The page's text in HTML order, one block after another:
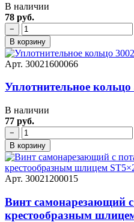
В наличии
78 руб.
−
В корзину
Арт. 30021600066
Уплотнительное кольцо
В наличии
77 руб.
−
В корзину
Арт. 30021200015
Винт самонарезающий
крестообразным